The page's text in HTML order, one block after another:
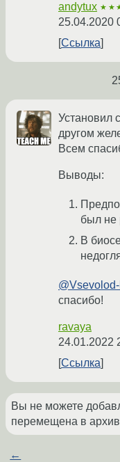
andytux
25.04.2020
Ссылка
Установил
другом
Всем
Выводы:
был не
В
спасибо!
ravaya
24.01.2022
Ссылка
Вы не можете
перемещена в
←